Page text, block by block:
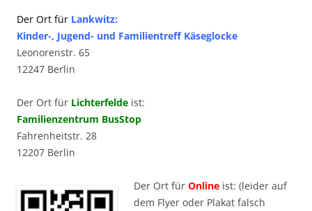
Der Ort für Lankwitz:
Kinder-, Jugend- und Familientreff Käseglocke
Leonorenstr. 65
12247 Berlin
Der Ort für Lichterfelde ist:
Familienzentrum BusStop
Fahrenheitstr. 28
12207 Berlin
Der Ort für Online ist: (leider auf
dem Flyer oder Plakat falsch